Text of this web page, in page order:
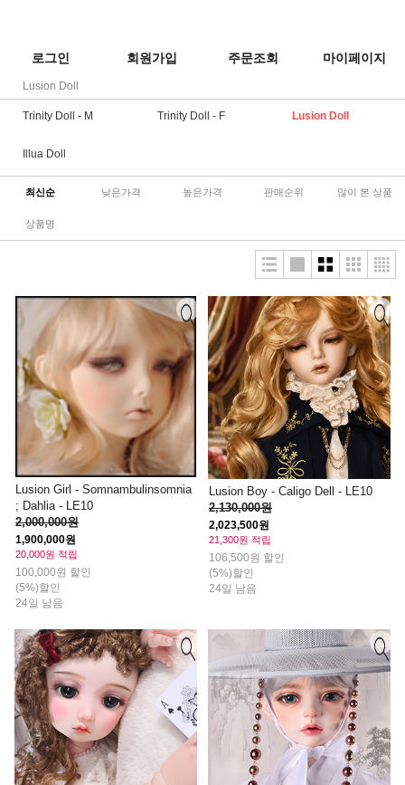
로그인 회원가입 주문조회 마이페이지
Lusion Doll
Trinity Doll - M Trinity Doll - F Lusion Doll
Illua Doll
최신순 낮은가격 높은가격 판매순위 많이 본 상품
상품명
Lusion Girl - Somnambulinsomnia
; Dahlia - LE10
2,000,000원
1,900,000원
20,000원 적립
100,000원 할인
(5%)할인
24일 남음
Lusion Boy - Caligo Dell - LE10
2,130,000원
2,023,500원
21,300원 적립
106,500원 할인
(5%)할인
24일 남음